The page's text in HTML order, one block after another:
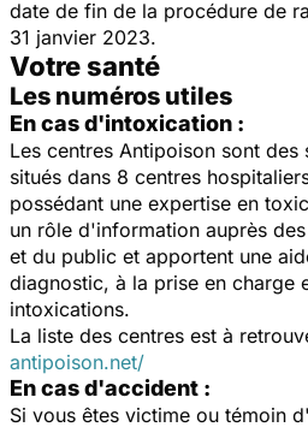
date de fin de la procédure de
31 janvier 2023.
Votre santé
Les numéros utiles
En cas d'intoxication :
Les centres Antipoison sont des
situés dans 8 centres
possédant une expertise en
un rôle d'information auprès
et du public et apportent une
diagnostic, à la prise en charge
intoxications.
La liste des centres est à
antipoison.net/
En cas d'accident :
Si vous êtes victime ou témoin